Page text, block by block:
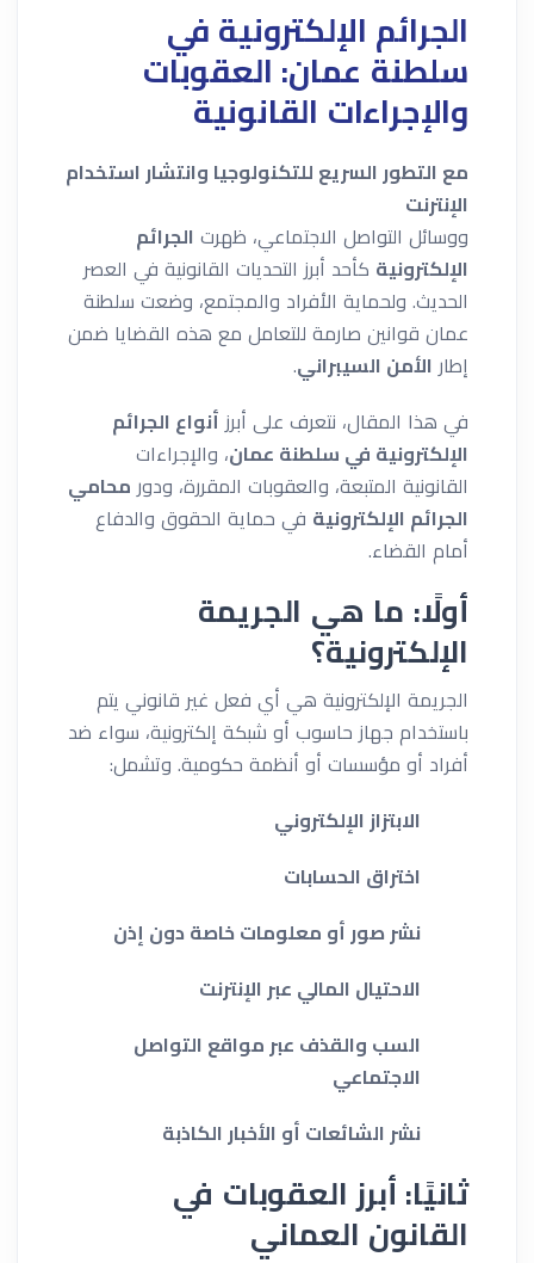
الجرائم الإلكترونية في
سلطنة عمان: العقوبات
والإجراءات القانونية
مع التطور السريع للتكنولوجيا وانتشار استخدام
الإنترنت
ووسائل التواصل الاجتماعي، ظهرت الجرائم
الإلكترونية كأحد أبرز التحديات القانونية في العصر
الحديث. ولحماية الأفراد والمجتمع، وضعت سلطنة
عمان قوانين صارمة للتعامل مع هذه القضايا ضمن
إطار الأمن السيبراني.
في هذا المقال، نتعرف على أبرزأنواع الجرائم
الإلكترونية في سلطنة عمان، والإجراءات
القانونية المتبعة، والعقوبات المقررة، ودورمحامي
الجرائم الإلكترونية في حماية الحقوق والدفاع
أمام القضاء.
أولًا: ما هي الجريمة
الإلكترونية؟
الجريمة الإلكترونية هي أي فعل غير قانوني يتم
باستخدام جهاز حاسوب أو شبكة إلكترونية، سواء ضد
أفراد أو مؤسسات أو أنظمة حكومية. وتشمل:
الابتزاز الإلكتروني
اختراق الحسابات
نشر صور أو معلومات خاصة دون إذن
الاحتيال المالي عبر الإنترنت
السب والقذف عبر مواقع التواصل
الاجتماعي
نشر الشائعات أو الأخبار الكاذبة
ثانيًا: أبرز العقوبات في
القانون العماني